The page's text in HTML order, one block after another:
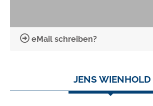
eMail schreiben?
JENS WIENHOLD